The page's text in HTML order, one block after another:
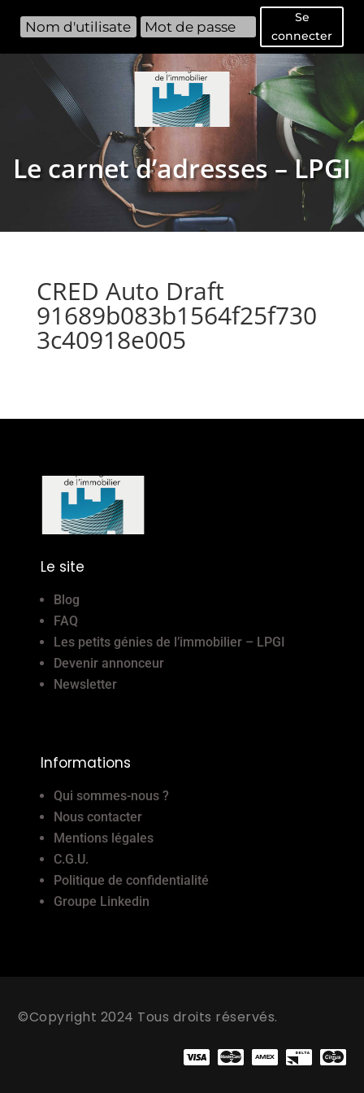
Se
connecter
Le carnet d’adresses – LPGI
CRED Auto Draft
91689b083b1564f25f730
3c40918e005
Le site
Blog
FAQ
Les petits génies de l’immobilier – LPGI
Devenir annonceur
Newsletter
Informations
Qui sommes-nous ?
Nous contacter
Mentions légales
C.G.U.
Politique de confidentialité
Groupe Linkedin
©Copyright 2024 Tous droits réservés.